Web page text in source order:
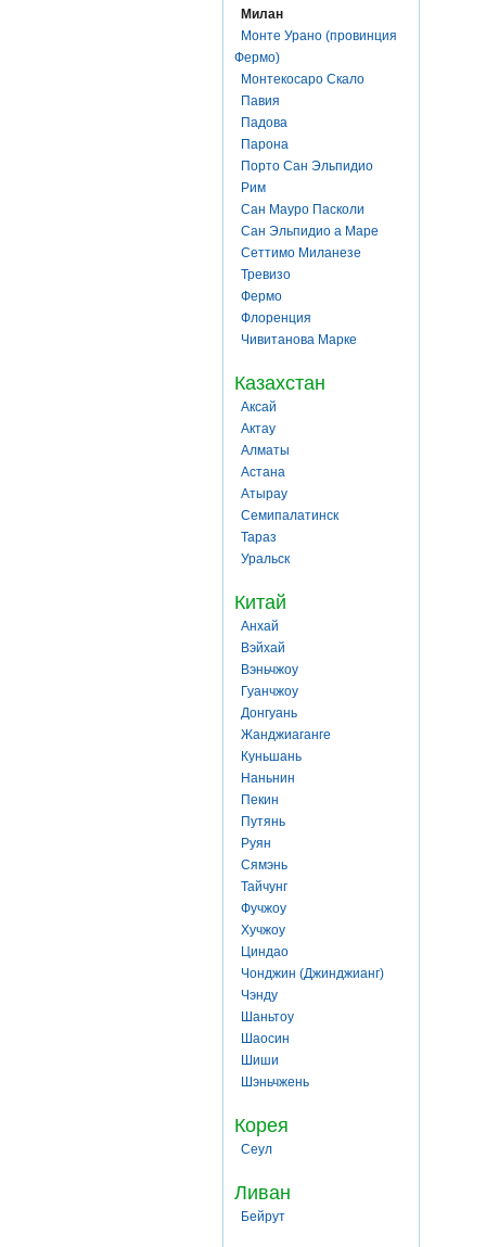
Милан
Монте Урано (провинция
Фермо)
Монтекосаро Скало
Павия
Падова
Парона
Порто Сан Эльпидио
Рим
Сан Мауро Пасколи
Сан Эльпидио а Маре
Сеттимо Миланезе
Тревизо
Фермо
Флоренция
Чивитанова Марке
Казахстан
Аксай
Актау
Алматы
Астана
Атырау
Семипалатинск
Тараз
Уральск
Китай
Анхай
Вэйхай
Вэньчжоу
Гуанчжоу
Донгуань
Жанджиаганге
Куньшань
Наньнин
Пекин
Путянь
Руян
Сямэнь
Тайчунг
Фучжоу
Хучжоу
Циндао
Чонджин (Джинджианг)
Чэнду
Шаньтоу
Шаосин
Шиши
Шэньчжень
Корея
Сеул
Ливан
Бейрут